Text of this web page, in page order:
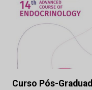
Curso Pós-